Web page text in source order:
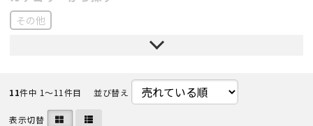
その他
11件中 1〜11件目 並び替え
表示切替